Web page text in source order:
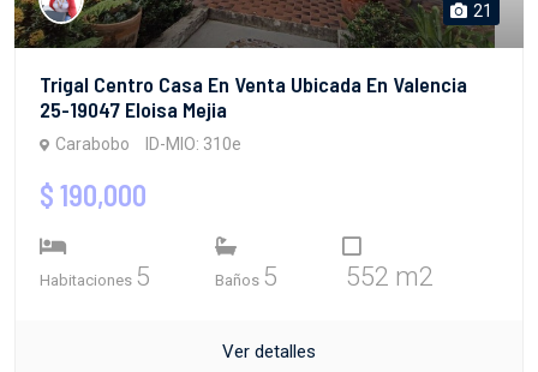
21
Trigal Centro Casa En Venta Ubicada En Valencia
25-19047 Eloisa Mejia
Carabobo ID-MIO: 310e
$ 190,000
Habitaciones 5 Baños 5 552 m2
Ver detalles